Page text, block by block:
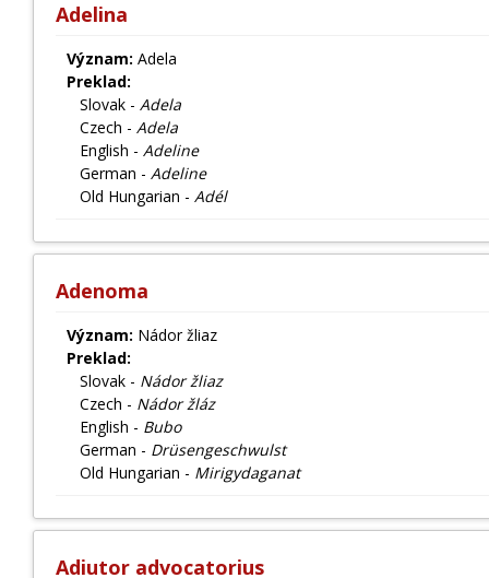
Adelina
Význam: Adela
Preklad:
Slovak - Adela
Czech - Adela
English - Adeline
German - Adeline
Old Hungarian - Adél
Adenoma
Význam: Nádor žliaz
Preklad:
Slovak - Nádor žliaz
Czech - Nádor žláz
English - Bubo
German - Drüsengeschwulst
Old Hungarian - Mirigydaganat
Adiutor advocatorius